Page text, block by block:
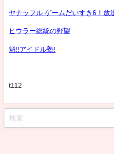
ヤナッフル ゲームだいすき6！放
ヒウラー総統の野望
魁!!アイドル塾!
t112